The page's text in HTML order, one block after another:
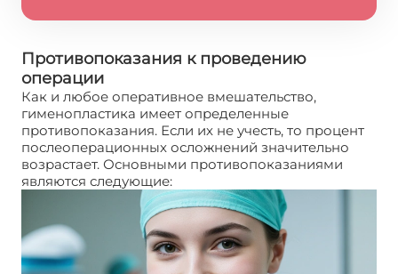
Противопоказания к проведению
операции
Как и любое оперативное вмешательство,
гименопластика имеет определенные
противопоказания. Если их не учесть, то процент
послеоперационных осложнений значительно
возрастает. Основными противопоказаниями
являются следующие: